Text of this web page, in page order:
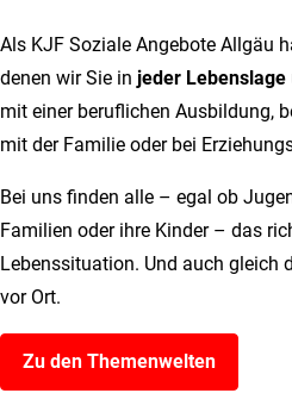
Als KJF Soziale Angebote Allgäu
denen wir Sie in jeder Lebenslage
mit einer beruflichen Ausbildung,
mit der Familie oder bei
Bei uns finden alle – egal ob
Familien oder ihre Kinder – das
Lebenssituation. Und auch gleich
vor Ort.
Zu den Themenwelten